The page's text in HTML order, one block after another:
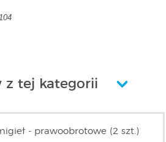
z tej kategorii
- prawoobrotowe (2 szt.)